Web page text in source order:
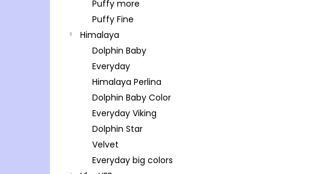
Puffy more
Puffy Fine
Himalaya
Dolphin Baby
Everyday
Himalaya Perlina
Dolphin Baby Color
Everyday Viking
Dolphin Star
Velvet
Everyday big colors